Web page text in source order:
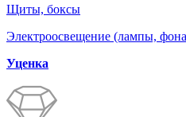
Щиты, боксы
Электроосвещение (лампы,
Уценка